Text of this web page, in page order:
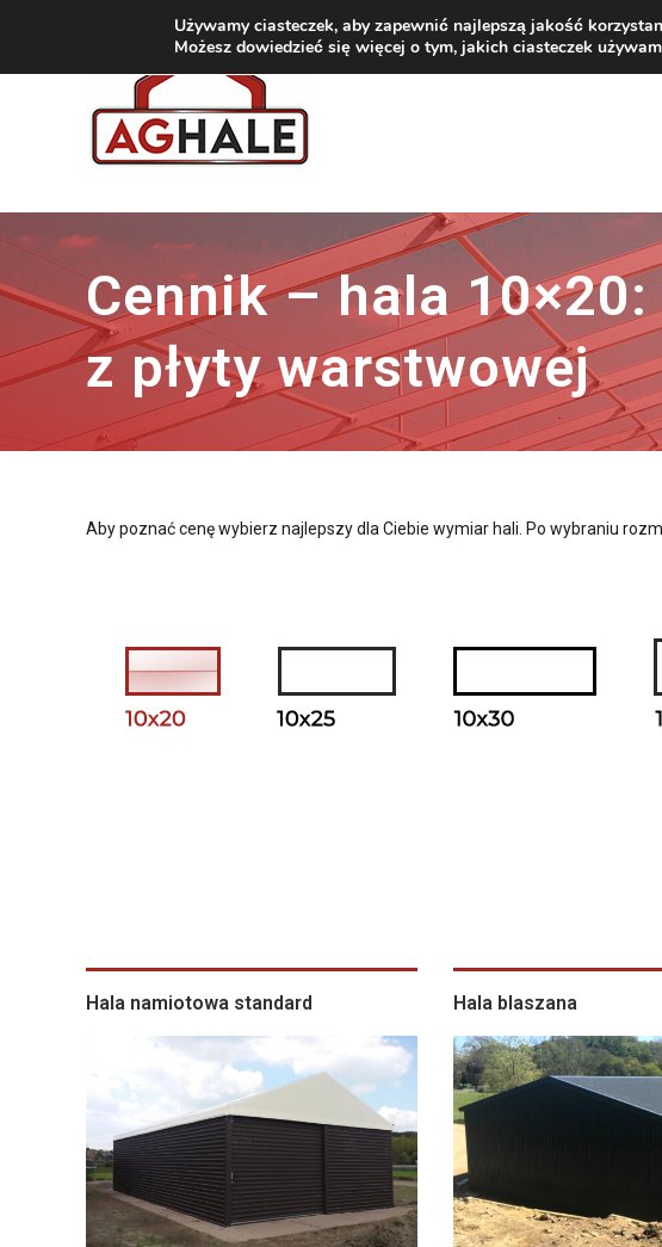
Cennik – hala
z płyty warstwowej
Aby poznać cenę wybierz najlepszy dla Ciebie wymiar hali. Po wybraniu
Hala namiotowa standard Hala blaszana
Używamy ciasteczek, aby zapewnić najlepszą jakość
Możesz dowiedzieć się więcej o tym, jakich ciasteczek